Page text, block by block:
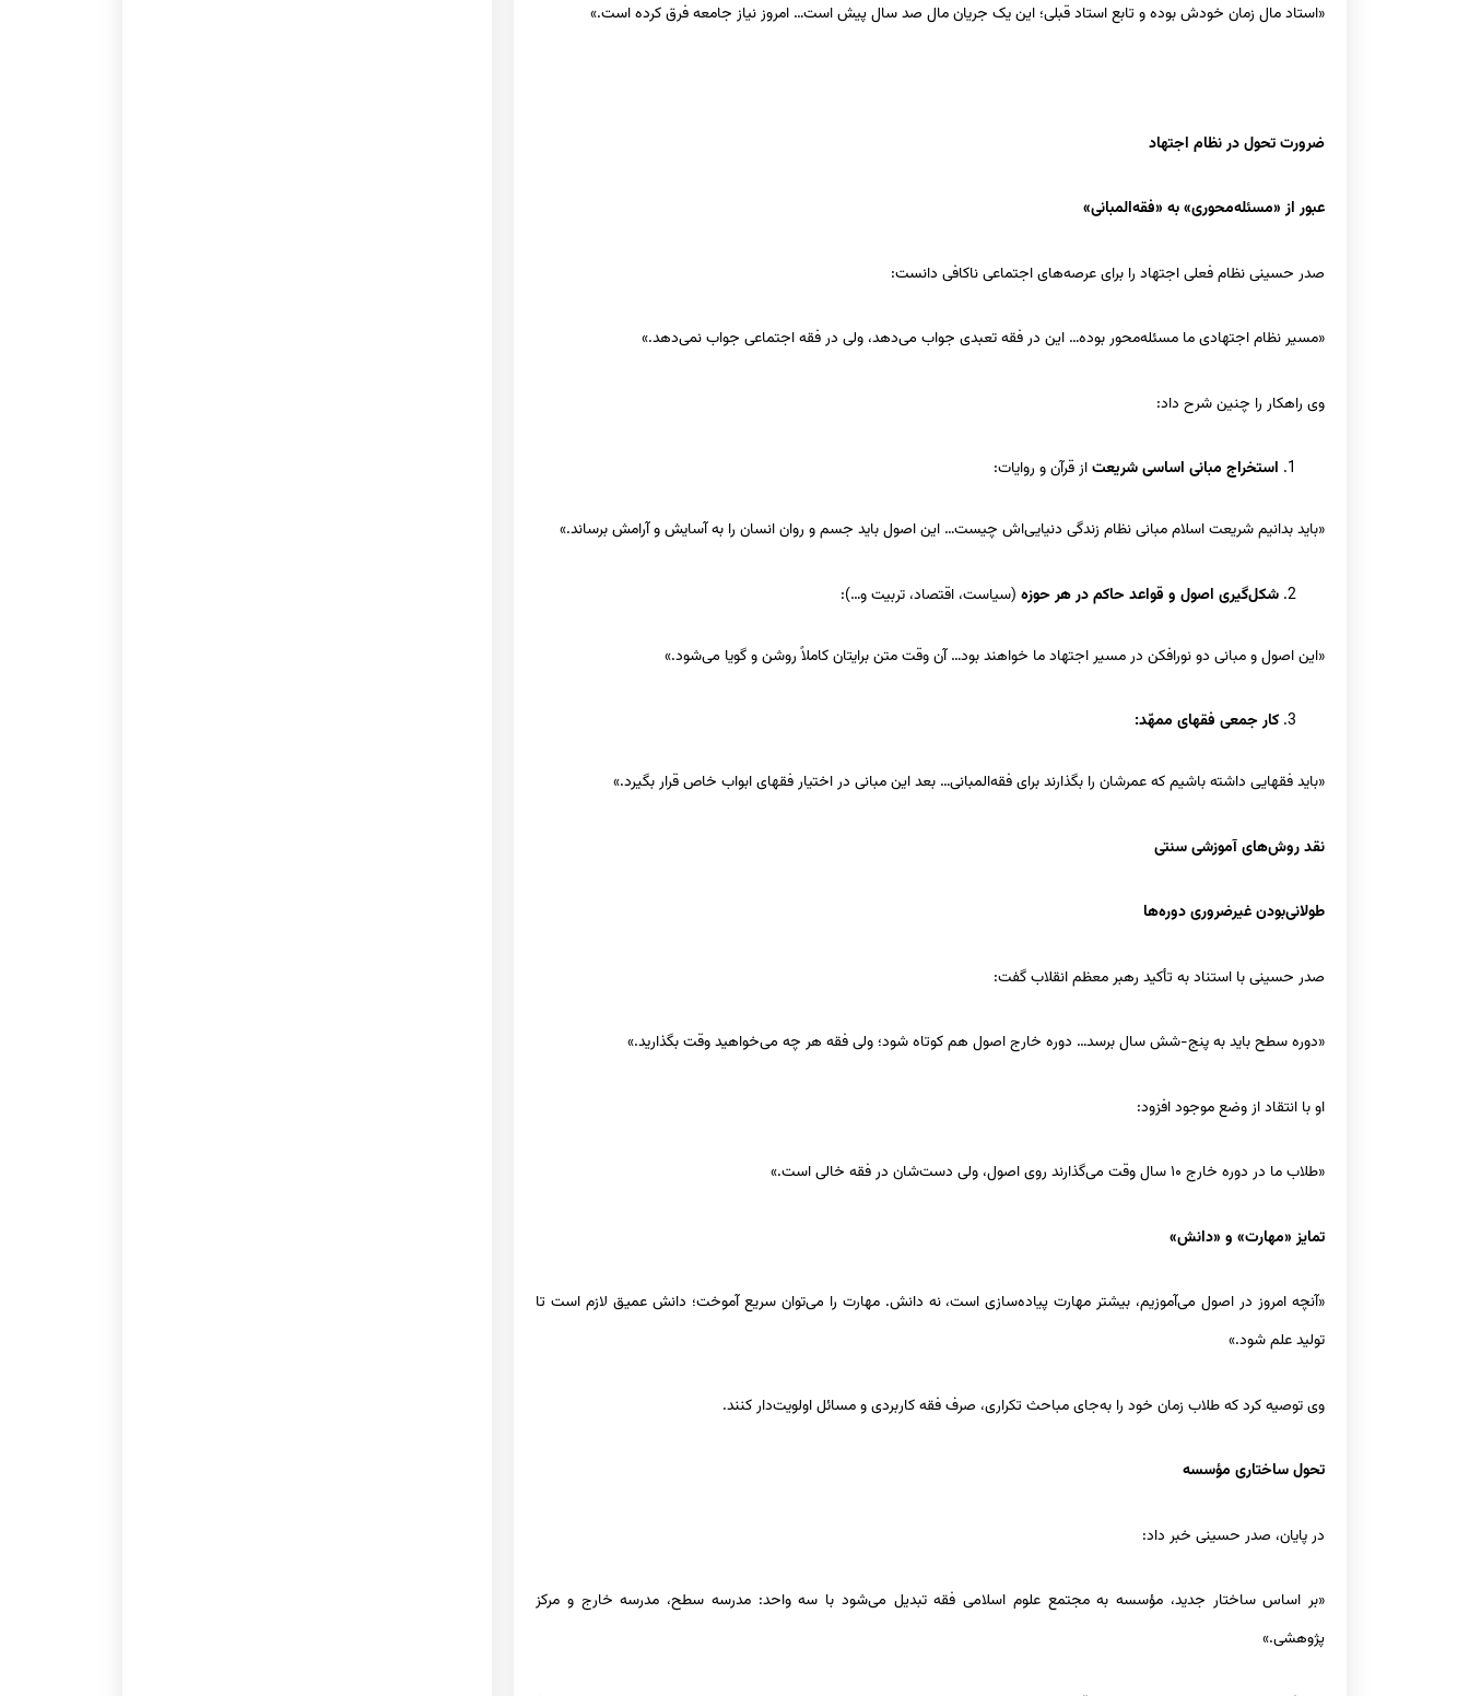
«استاد مال زمان خودش بوده و تابع استاد قبلی؛ این یک جریان مال صد سال پیش است… امروز نیاز جامعه فرق کرده است.»
ضرورت تحول در نظام اجتهاد
عبور از «مسئله‌محوری» به «فقه‌المبانی»
صدر حسینی نظام فعلی اجتهاد را برای عرصه‌های اجتماعی ناکافی دانست:
«مسیر نظام اجتهادی ما مسئله‌محور بوده… این در فقه تعبدی جواب می‌دهد، ولی در فقه اجتماعی جواب نمی‌دهد.»
وی راهکار را چنین شرح داد:
استخراج مبانی اساسی شریعتاز قرآن و روایات:
«باید بدانیم شریعت اسلام مبانی نظام زندگی دنیایی‌اش چیست… این اصول باید جسم و روان انسان را به آسایش و آرامش برساند.»
شکل‌گیری اصول و قواعد حاکم در هر حوزه (سیاست، اقتصاد، تربیت و…):
«این اصول و مبانی دو نورافکن در مسیر اجتهاد ما خواهند بود… آن وقت متن برایتان کاملاً روشن و گویا می‌شود.»
کار جمعی فقهای ممهّد:
«باید فقهایی داشته باشیم که عمرشان را بگذارند برای فقه‌المبانی… بعد این مبانی در اختیار فقهای ابواب خاص قرار بگیرد.»
نقد روش‌های آموزشی سنتی
طولانی‌بودن غیرضروری دوره‌ها
صدر حسینی با استناد به تأکید رهبر معظم انقلاب گفت:
«دوره سطح باید به پنج-شش سال برسد… دوره خارج اصول هم کوتاه شود؛ ولی فقه هر چه می‌خواهید وقت بگذارید.»
او با انتقاد از وضع موجود افزود:
«طلاب ما در دوره خارج ۱۰ سال وقت می‌گذارند روی اصول، ولی دست‌شان در فقه خالی است.»
تمایز «مهارت» و «دانش»
«آنچه امروز در اصول می‌آموزیم، بیشتر مهارت پیاده‌سازی است، نه دانش. مهارت را می‌توان سریع آموخت؛ دانش عمیق لازم است تا
تولید علم شود.»
وی توصیه کرد که طلاب زمان خود را به‌جای مباحث تکراری، صرف فقه کاربردی و مسائل اولویت‌دار کنند.
تحول ساختاری مؤسسه
در پایان، صدر حسینی خبر داد:
«بر اساس ساختار جدید، مؤسسه به مجتمع علوم اسلامی فقه تبدیل می‌شود با سه واحد: مدرسه سطح، مدرسه خارج و مرکز
پژوهشی.»